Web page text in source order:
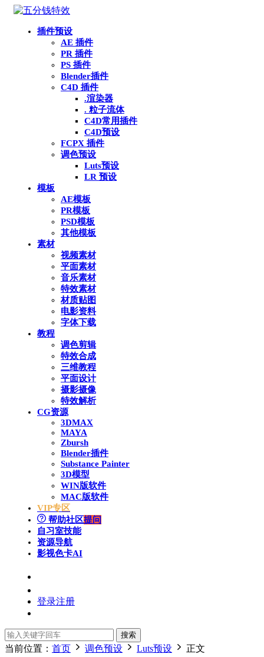
插件预设
AE 插件
PR 插件
PS 插件
Blender插件
C4D 插件
.渲染器
. 粒子流体
C4D常用插件
C4D预设
FCPX 插件
调色预设
Luts预设
LR 预设
模板
AE模板
PR模板
PSD模板
其他模板
素材
视频素材
平面素材
音乐素材
特效素材
材质贴图
电影资料
字体下载
教程
调色剪辑
特效合成
三维教程
平面设计
摄影摄像
特效解析
CG资源
3DMAX
MAYA
Zbursh
Blender插件
Substance Painter
3D模型
WIN版软件
MAC版软件
VIP专区
帮助社区提问
自习室技能
资源导航
影视色卡AI
登录注册
搜索
当前位置： 首页 调色预设 Luts预设 正文